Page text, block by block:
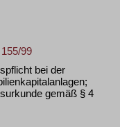
99
bei der
gemäß § 4